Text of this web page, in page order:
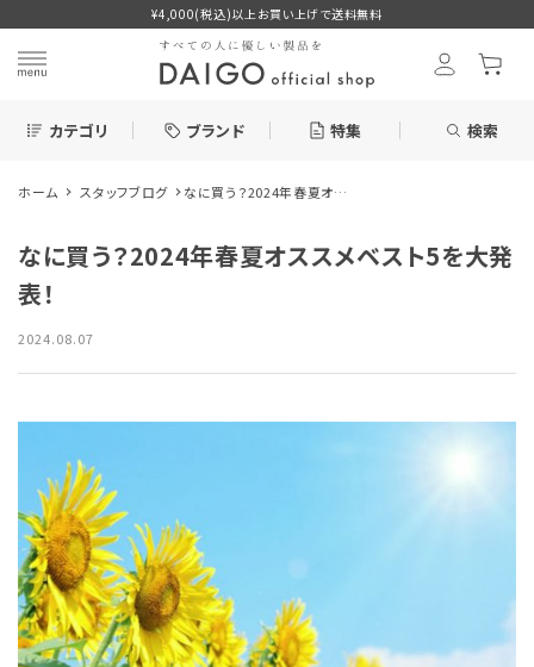
¥4,000(税込)以上お買い上げで送料無料
カテゴリ ブランド 特集 検索
search
新着＆再入荷商品
カテゴリーから探す
ブログ
特集
読み物
お問い合わせ
ホーム スタッフブログ
なに買う？2024年春夏オスス
なに買う？2024年春夏オススメベスト5を大発
表！
2024.08.07